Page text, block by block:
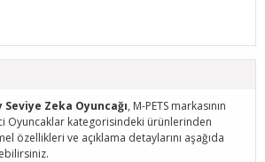
Zeka Oyuncağı, M-PETS markasının
Oyuncaklar kategorisindeki ürünlerinden
özellikleri ve açıklama detaylarını aşağıda